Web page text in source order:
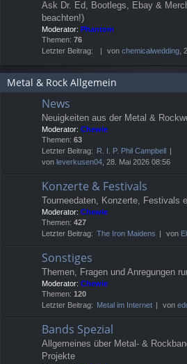
Ask Dr. Ed, Bootlegs, Ebay &
beachten!)
Moderator: Phantom
Themen: 76
Letzter Beitrag:
von chemicalwedding ,
Metal & Rock Allgemein
News
Neuigkeiten aus der Metal &
Moderator: Chewie
Themen: 63
Letzter Beitrag: R. I. P. Phil Campbell
von leverkusen04 , 28. Mai 2026 08:56
Konzerte & Festivals
Tourneedaten, Konzerte, Festivals
Moderator: Chewie
Themen: 427
Letzter Beitrag: The Iron Maidens von
Sonstiges
Themen, Fragen und Anregungen
Moderator: Chewie
Themen: 120
Letzter Beitrag: Metal im Internet von
Bands Spezial
Allgemeines über Metal- &
Projekte